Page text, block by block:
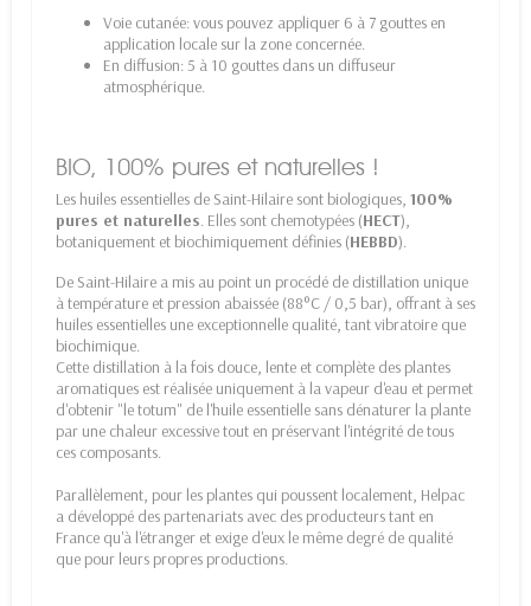
Voie cutanée: vous pouvez appliquer 6 à 7 gouttes en
application locale sur la zone concernée.
En diffusion: 5 à 10 gouttes dans un diffuseur
atmosphérique.
BIO, 100% pures et naturelles !
Les huiles essentielles de Saint-Hilaire sont biologiques, 100%
pures et naturelles. Elles sont chemotypées (HECT),
botaniquement et biochimiquement définies (HEBBD).
De Saint-Hilaire a mis au point un procédé de distillation unique
à température et pression abaissée (88°C / 0,5 bar), offrant à ses
huiles essentielles une exceptionnelle qualité, tant vibratoire que
biochimique.
Cette distillation à la fois douce, lente et complète des plantes
aromatiques est réalisée uniquement à la vapeur d'eau et permet
d'obtenir "le totum" de l'huile essentielle sans dénaturer la plante
par une chaleur excessive tout en préservant l'intégrité de tous
ces composants.
Parallèlement, pour les plantes qui poussent localement, Helpac
a développé des partenariats avec des producteurs tant en
France qu'à l'étranger et exige d'eux le même degré de qualité
que pour leurs propres productions.